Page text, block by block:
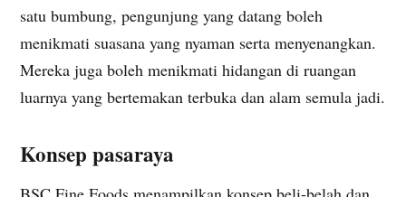
satu bumbung, pengunjung yang datang boleh
menikmati suasana yang nyaman serta menyenangkan.
Mereka juga boleh menikmati hidangan di ruangan
luarnya yang bertemakan terbuka dan alam semula jadi.
Konsep pasaraya